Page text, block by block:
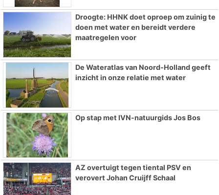
Droogte: HHNK doet oproep om zuinig te
doen met water en bereidt verdere
maatregelen voor
De Wateratlas van Noord-Holland geeft
inzicht in onze relatie met water
Op stap met IVN-natuurgids Jos Bos
AZ overtuigt tegen tiental PSV en
verovert Johan Cruijff Schaal